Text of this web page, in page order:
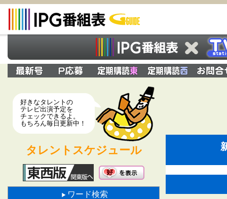
好きなタレントの
テレビ出演予定を
チェックできるよ。
もちろん毎日更新中！
タレントスケジュール
ワード検索